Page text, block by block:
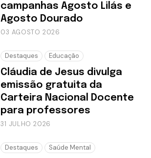
campanhas Agosto Lilás e
Agosto Dourado
03 AGOSTO 2026
Destaques Educação
Cláudia de Jesus divulga
emissão gratuita da
Carteira Nacional Docente
para professores
31 JULHO 2026
Destaques Saúde Mental